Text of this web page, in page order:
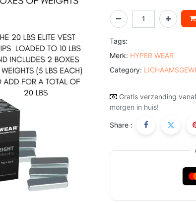
Tags:
Merk: HYPER WEAR
Category:
Gratis verzending
morgen in huis!
Share :